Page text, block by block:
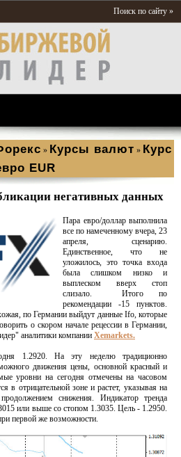
Поиск по сайту »
» Курсы валют » Курс
EUR
негативных данных
Пара евро/доллар выполнила
все по намеченному вчера, 23
апреля, сценарию.
Единственное, что не
уложилось, это точка входа
была слишком низко и
выплеском вверх стоп
слизало. Итого по
рекомендации -15 пунктов.
по Германии выйдут данные Ifo, которые
о скором начале рецессии в Германии,
аналитики компании Xemarkets.
1.2920. На эту неделю традиционно
движения цены, основной красный и
уровни на сегодня отмечены на часовом
в отрицательной зоне и растет, указывая на
снижения. Индикатор тренда
или выше со стопом 1.3035. Цель - 1.2950.
первой же возможности.